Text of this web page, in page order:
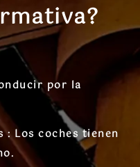
por la
: Los coches tienen